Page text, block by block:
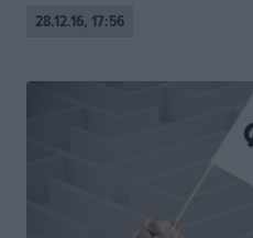
28.12.16, 17:56